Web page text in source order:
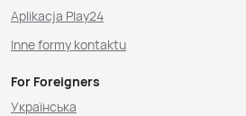
Aplikacja Play24
Inne formy kontaktu
For Foreigners
Українська